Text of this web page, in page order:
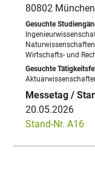
80802 München
Wirtschafts- und
20.05.2026
Stand-Nr. A16